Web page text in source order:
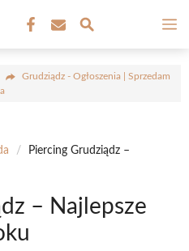
Grudziądz - Ogłoszenia | Sprzedam
/
Piercing Grudziądz –
– Najlepsze